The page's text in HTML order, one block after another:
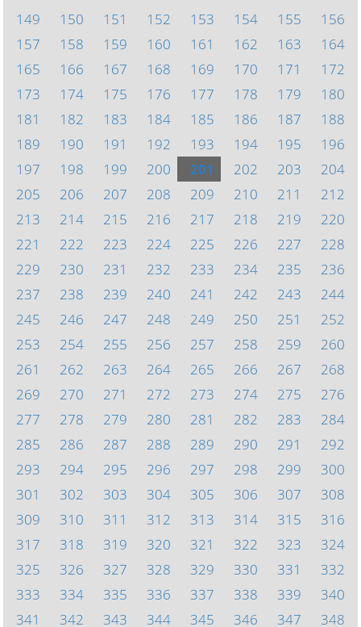
149
150 151 152 153 154 155
156
157
158 159 160 161 162 163
164
165
166 167 168 169 170 171
172
173
174 175 176 177 178 179
180
181
182 183 184 185 186 187
188
189
190 191 192 193 194 195
196
197
198 199 200 201 202 203
204
205
206 207 208 209 210 211
212
213
214 215 216 217 218 219
220
221
222 223 224 225 226 227
228
229
230 231 232 233 234 235
236
237
238 239 240 241 242 243
244
245
246 247 248 249 250 251
252
253
254 255 256 257 258 259
260
261
262 263 264 265 266 267
268
269
270 271 272 273 274 275
276
277
278 279 280 281 282 283
284
285
286 287 288 289 290 291
292
293
294 295 296 297 298 299
300
301
302 303 304 305 306 307
308
309
310 311 312 313 314 315
316
317
318 319 320 321 322 323
324
325
326 327 328 329 330 331
332
333
334 335 336 337 338 339
340
341
342 343 344 345 346 347 348